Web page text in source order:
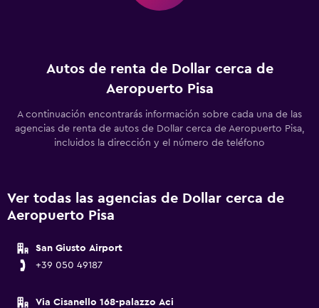
Autos de renta de Dollar cerca de
Aeropuerto Pisa
A continuación encontrarás información sobre cada una de las
agencias de renta de autos de Dollar cerca de Aeropuerto Pisa,
incluidos la dirección y el número de teléfono
Ver todas las agencias de Dollar cerca de
Aeropuerto Pisa
San Giusto Airport
+39 050 49187
Via Cisanello 168-palazzo Aci